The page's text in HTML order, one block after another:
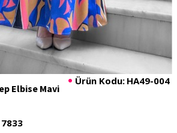
Elbise Mavi
Ürün Kodu: HA49-004